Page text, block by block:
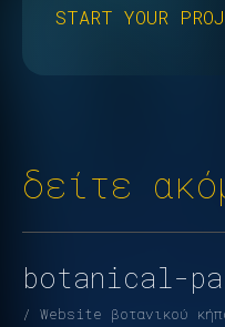
START YOUR
δείτε
botanical-
/ Website βοτανικού